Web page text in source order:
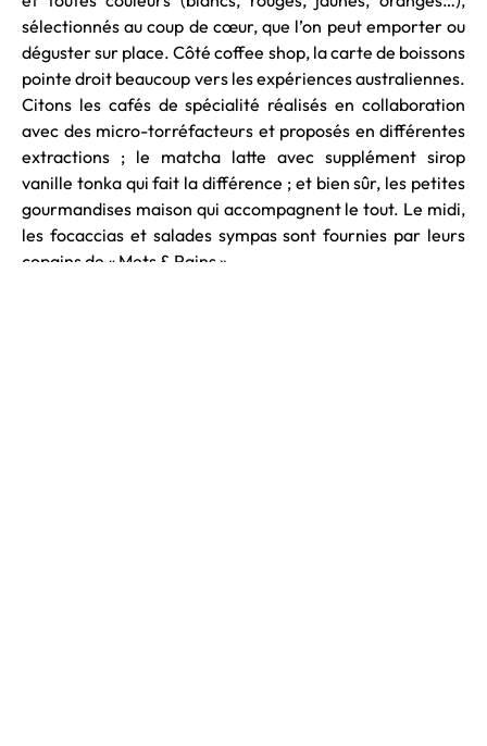
sélectionnés au coup de cœur, que l’on peut emporter ou
déguster sur place. Côté coffee shop, la carte de boissons
pointe droit beaucoup vers les expériences australiennes.
Citons les cafés de spécialité réalisés en collaboration
avec des micro-torréfacteurs et proposés en différentes
extractions ; le matcha latte avec supplément sirop
vanille tonka qui fait la différence ; et bien sûr, les petites
gourmandises maison qui accompagnent le tout. Le midi,
les focaccias et salades sympas sont fournies par leurs
copains de « Mets & Pains ».